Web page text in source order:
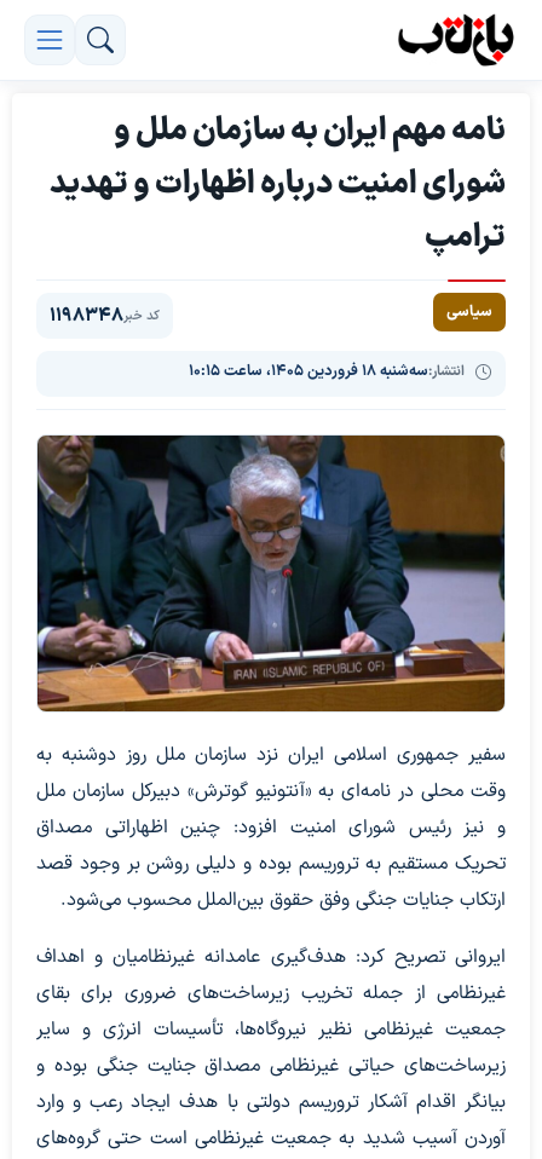
نامه مهم ایران به سازمان ملل و
شورای امنیت درباره اظهارات و تهدید
ترامپ
سیاسی
انتشار:سه‌شنبه ۱۸ فروردین ۱۴۰۵، ساعت ۱۰:۱۵
کد خبر1198348
سفیر جمهوری اسلامی ایران نزد سازمان ملل روز دوشنبه به
وقت محلی در نامه‌ای به «آنتونیو گوترش» دبیرکل سازمان ملل
و نیز رئیس شورای امنیت افزود: چنین اظهاراتی مصداق
تحریک مستقیم به تروریسم بوده و دلیلی روشن بر وجود قصد
ارتکاب جنایات جنگی وفق حقوق بین‌الملل محسوب می‌شود.
ایروانی تصریح کرد: هدف‌گیری عامدانه غیرنظامیان و اهداف
غیرنظامی از جمله تخریب زیرساخت‌های ضروری برای بقای
جمعیت غیرنظامی نظیر نیروگاه‌ها، تأسیسات انرژی و سایر
زیرساخت‌های حیاتی غیرنظامی مصداق جنایت جنگی بوده و
بیانگر اقدام آشکار تروریسم دولتی با هدف ایجاد رعب و وارد
آوردن آسیب شدید به جمعیت غیرنظامی است حتی گروه‌های